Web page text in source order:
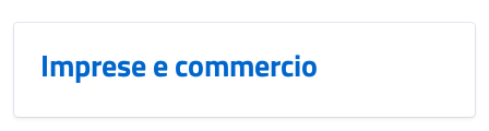
Imprese e commercio